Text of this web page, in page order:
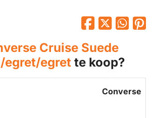
Cruise Suede
egret/egret te koop?
Converse